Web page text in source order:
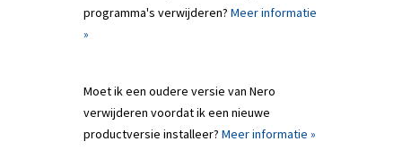
programma's verwijderen? Meer informatie
»
Moet ik een oudere versie van Nero
verwijderen voordat ik een nieuwe
productversie installeer? Meer informatie »